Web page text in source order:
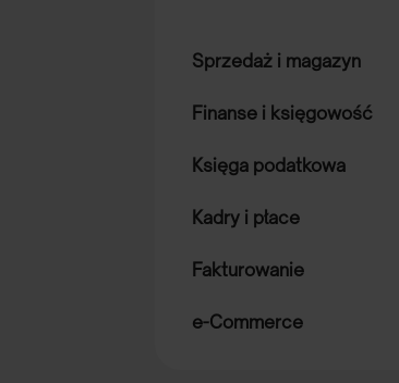
Sprzedaż i magazyn
Finanse i księgowość
Księga podatkowa
Kadry i płace
Fakturowanie
e-Commerce